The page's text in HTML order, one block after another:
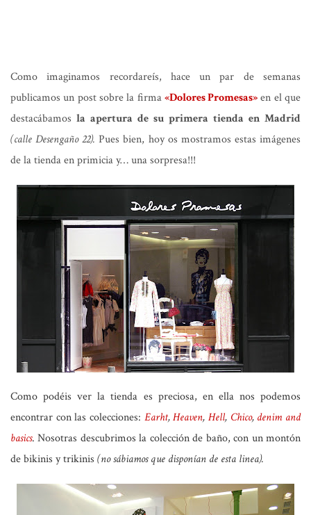
Como imaginamos recordareís, hace un par de semanas
publicamos un post sobre la firma«Dolores Promesas»en el que
destacábamos la apertura de su primera tienda en Madrid
(calle Desengaño 22). Pues bien, hoy os mostramos estas imágenes
de la tienda en primicia y… una sorpresa!!!
Como podéis ver la tienda es preciosa, en ella nos podemos
encontrar con las colecciones: Earht,Heaven,Hell, Chico, denim and
basics. Nosotras descubrimos la colección de baño, con un montón
de bikinis y trikinis (no sábiamos que disponían de esta linea).